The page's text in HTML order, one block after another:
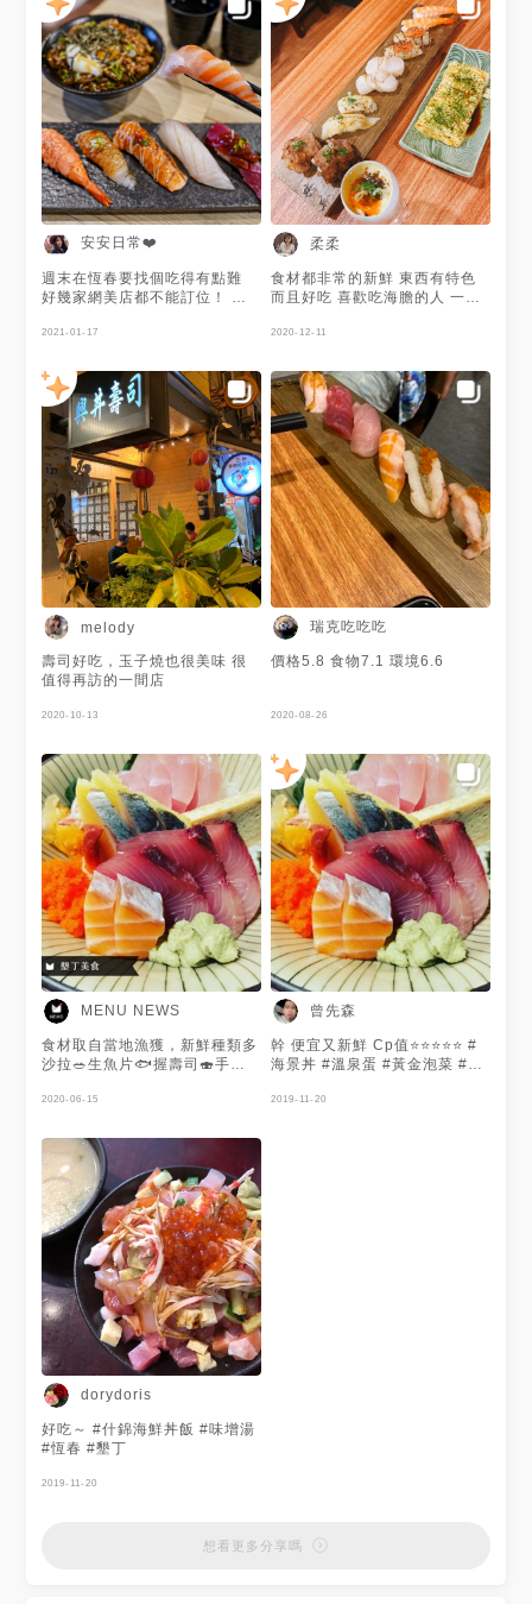
安安日常❤️
週末在恆春要找個吃得有點難
好幾家網美店都不能訂位！ 去
這家日式料理 評價很高👍🏻 點
知說要生/炙燒 師傅會搭配 食材
蠻新鮮的 但份量不多～ 我的牛
肉丼飯是壽司醋飯 醬燒牛肉配
洋蔥蠻夠味的 配上溫泉蛋拌一
拌還不錯 只是整體份量都不算
多～ 松露蒸蛋是現點現做的😍
蒸蛋搭松露＆魚卵很好吃！
🏷 無菜單料理 $280 🏷 松露蒸
蛋 $35 🏷 牛丼 $190 🏷 炙燒
比目魚 $60 💬 店家正後方可
以停車 很方便 🔍 興丼壽司 📍
946屏東縣恆春鎮中山路139號
☎️ 088891314 🕒 11:00–
14:00 17:00–20:30 🌈IG搶先
看👀 instagram.com/iu0302/
2021-01-17
柔柔
食材都非常的新鮮 東西有特色
而且好吃 喜歡吃海膽的人 一定
2020-12-11
melody
壽司好吃，玉子燒也很美味 很
值得再訪的一間店
2020-10-13
瑞克吃吃吃
價格5.8 食物7.1 環境6.6
2020-08-26
MENU NEWS
食材取自當地漁獲，新鮮種類多
沙拉🥗生魚片🐟握壽司🍣手
樣都讓人想吃！ 尤其握壽司不
品啊🎉 謝謝 @曾先森 提供美照
❤️快來繼續多多分享美食！
2020-06-15
曾先森
幹 便宜又新鮮 Cp值⭐⭐⭐⭐⭐ #
海景丼 #溫泉蛋 #黃金泡菜 #醋
美食 #生魚片 #恆春
2019-11-20
dorydoris
好吃～ #什錦海鮮丼飯 #味增湯
#恆春 #墾丁
2019-11-20
想看更多分享嗎